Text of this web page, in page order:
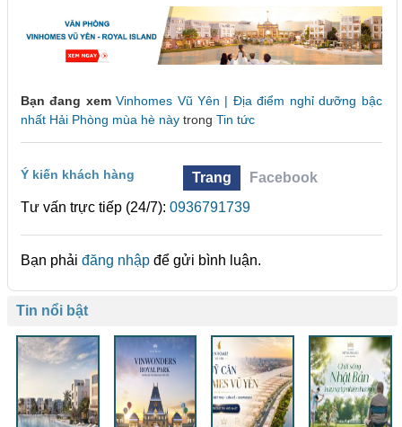
Bạn đang xem Vinhomes Vũ Yên | Địa điểm nghỉ dưỡng bậc
nhất Hải Phòng mùa hè này trong Tin tức
Ý kiến khách hàng Trang
Facebook
Tư vấn trực tiếp (24/7): 0936791739
Bạn phải đăng nhập để gửi bình luận.
Tin nổi bật